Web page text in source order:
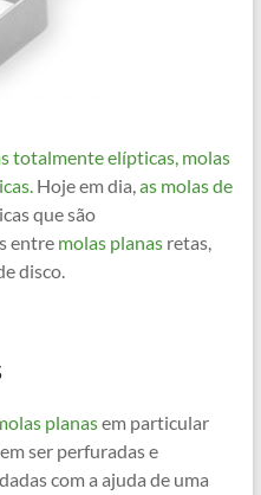
totalmente elípticas, molas
Hoje em dia,as molas de
que são
entre molas planasretas,
disco.
planasem particular
ser perfuradas e
com a ajuda de uma